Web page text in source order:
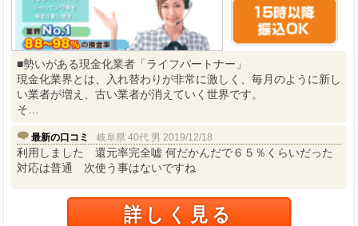
■勢いがある現金化業者「ライフパートナー」
現金化業界とは、入れ替わりが非常に激しく、毎月のように新し
い業者が増え、古い業者が消えていく世界です。
そ…
最新の口コミ 岐阜県 40代 男 2019/12/18
利用しました 還元率完全嘘 何だかんだで６５％くらいだった
対応は普通 次使う事はないですね
詳しく見る